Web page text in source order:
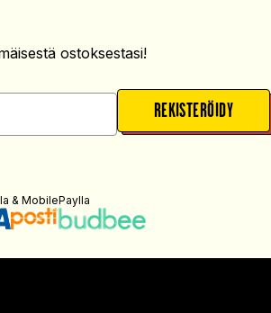
ostoksestasi!
REKISTERÖIDY
& MobilePaylla